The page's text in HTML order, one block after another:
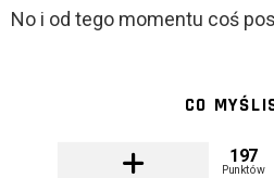
No i od tego momentu coś
CO
197
Punktów